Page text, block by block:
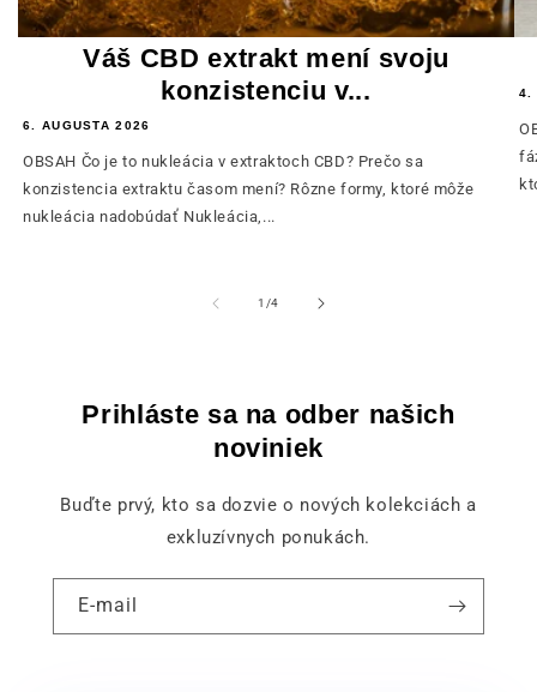
Váš CBD extrakt mení svoju
konzistenciu v...
6. AUGUSTA 2026
OBSAH Čo je to nukleácia v extraktoch CBD? Prečo sa
konzistencia extraktu časom mení? Rôzne formy, ktoré môže
nukleácia nadobúdať Nukleácia,...
4.
1 /z4
Prihláste sa na odber našich
noviniek
Buďte prvý, kto sa dozvie o nových kolekciách a
exkluzívnych ponukách.
E-mail